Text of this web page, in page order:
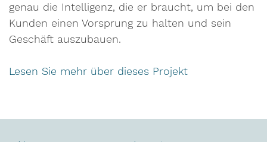
genau die Intelligenz, die er braucht, um bei den
Kunden einen Vorsprung zu halten und sein
Geschäft auszubauen.
Lesen Sie mehr über dieses Projekt